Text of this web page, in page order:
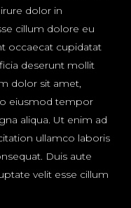
dolor in
cillum dolore eu
occaecat cupidatat
deserunt mollit
dolor sit amet,
eiusmod tempor
aliqua. Ut enim ad
ullamco laboris
Duis aute
velit esse cillum